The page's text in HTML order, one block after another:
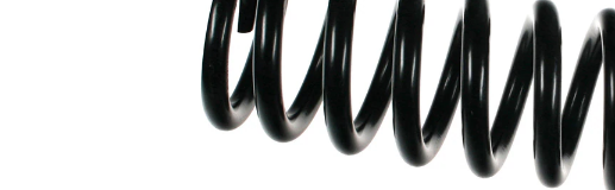
pružiny
Šroubovitá
pružina s
nekonstantním
průměrem
průměr 1
113 mm